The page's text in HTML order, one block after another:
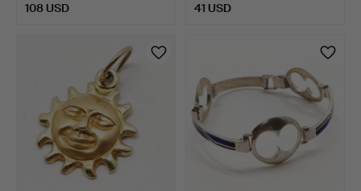
108 USD 41 USD